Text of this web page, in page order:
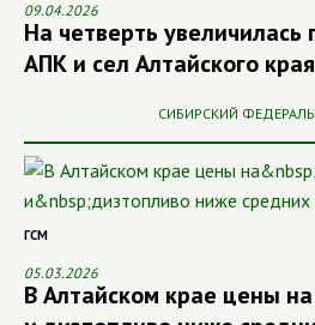
09.04.2026
На четверть увеличилась
АПК и сел Алтайского
СИБИРСКИЙ
ГСМ
05.03.2026
В Алтайском крае цены